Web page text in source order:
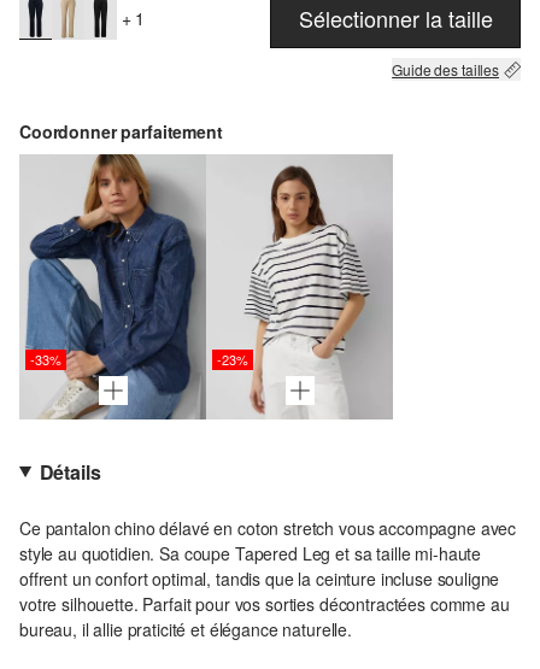
+ 1 Sélectionner la taille
Guide des tailles
Coordonner parfaitement
-33% -23%
Détails
Ce pantalon chino délavé en coton stretch vous accompagne avec
style au quotidien. Sa coupe Tapered Leg et sa taille mi-haute
offrent un confort optimal, tandis que la ceinture incluse souligne
votre silhouette. Parfait pour vos sorties décontractées comme au
bureau, il allie praticité et élégance naturelle.